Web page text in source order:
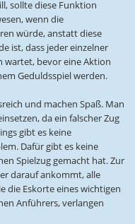
sollte diese Funktion
wenn die
würde, anstatt diese
ist, dass jeder einzelner
wartet, bevor eine Aktion
Geduldsspiel werden.
und machen Spaß. Man
da ein falscher Zug
gibt es keine
Dafür gibt es keine
Spielzug gemacht hat. Zur
darauf ankommt, alle
die Eskorte eines wichtigen
Anführers, verlangen